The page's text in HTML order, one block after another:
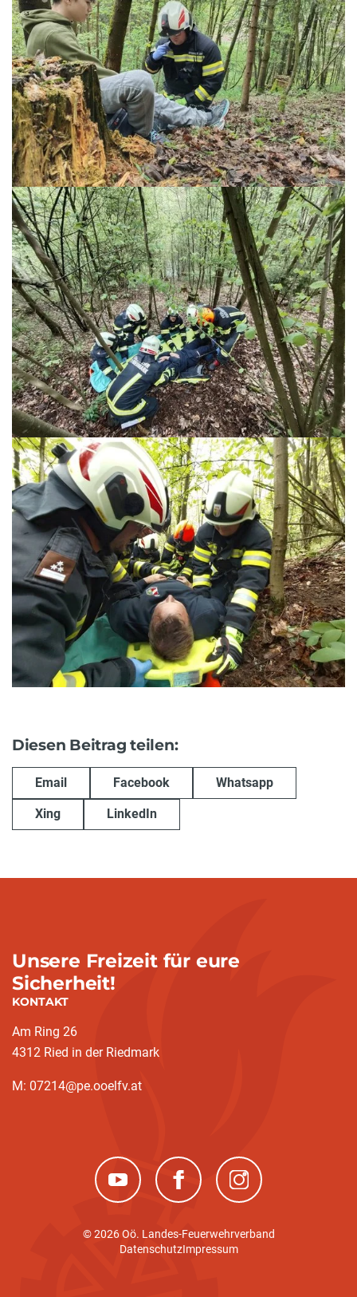
Diesen Beitrag teilen:
Email Facebook Whatsapp
Xing LinkedIn
Unsere Freizeit für eure
Sicherheit!
KONTAKT
Am Ring 26
4312 Ried in der Riedmark
M: 07214@pe.ooelfv.at
(neues Fenster)(neues Fenster)(neues Fenster)
© 2026 Oö. Landes-Feuerwehrverband
DatenschutzImpressum